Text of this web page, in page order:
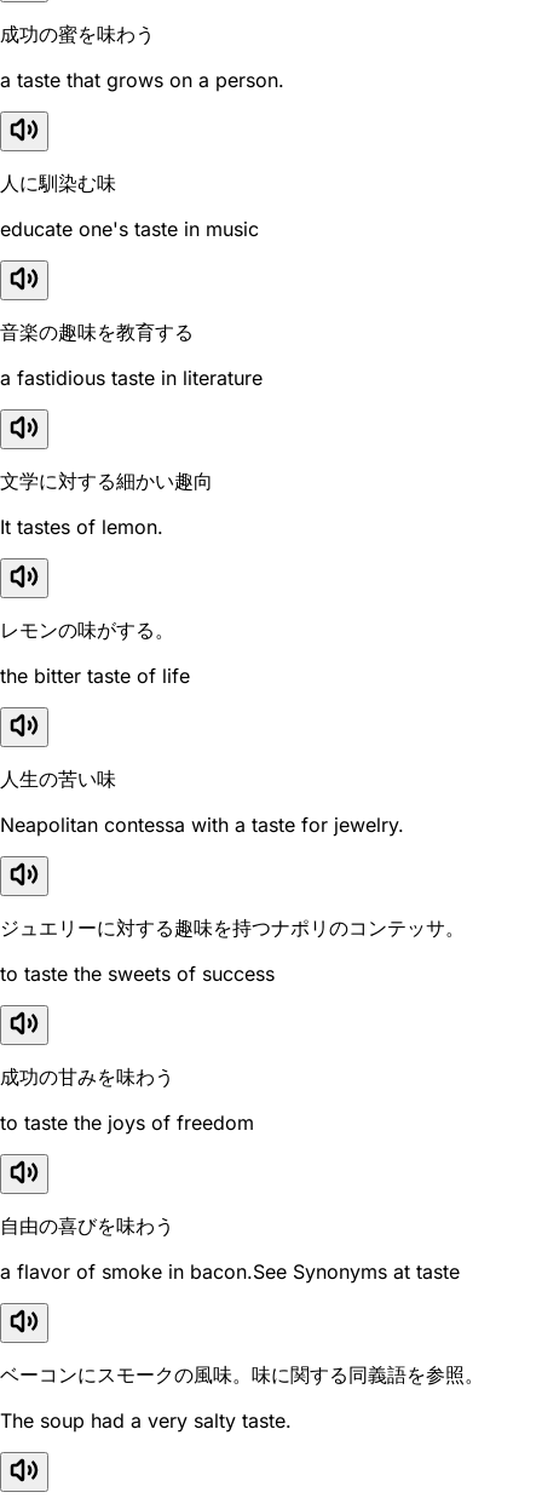
成功の蜜を味わう
a taste that grows on a person.
人に馴染む味
educate one's taste in music
音楽の趣味を教育する
a fastidious taste in literature
文学に対する細かい趣向
It tastes of lemon.
レモンの味がする。
the bitter taste of life
人生の苦い味
Neapolitan contessa with a taste for jewelry.
ジュエリーに対する趣味を持つナポリのコンテッサ。
to taste the sweets of success
成功の甘みを味わう
to taste the joys of freedom
自由の喜びを味わう
a flavor of smoke in bacon.See Synonyms at taste
ベーコンにスモークの風味。味に関する同義語を参照。
The soup had a very salty taste.